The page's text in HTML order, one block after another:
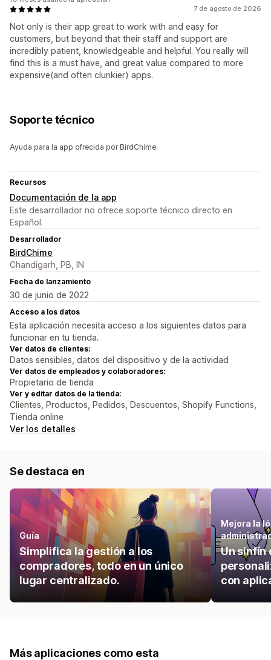
7 de agosto de 2026
Not only is their app great to work with and easy for
customers, but beyond that their staff and support are
incredibly patient, knowledgeable and helpful. You really will
find this is a must have, and great value compared to more
expensive(and often clunkier) apps.
Soporte técnico
Ayuda para la app ofrecida por BirdChime.
Recursos
Documentación de la app
Este desarrollador no ofrece soporte técnico directo en
Español.
Desarrollador
BirdChime
Chandigarh, PB, IN
Fecha de lanzamiento
30 de junio de 2022
Acceso a los datos
Esta aplicación necesita acceso a los siguientes datos para
funcionar en tu tienda.
Ver datos de clientes:
Datos sensibles, datos del dispositivo y de la actividad
Ver datos de empleados y colaboradores:
Propietario de tienda
Ver y editar datos de la tienda:
Clientes, Productos, Pedidos, Descuentos, Shopify Functions,
Tienda online
Ver los detalles
Se destaca en
Guía
Simplifica la gestión a los
compradores, todo en un único
lugar centralizado.
Mejora la
Un sinfín
con
Más aplicaciones como esta